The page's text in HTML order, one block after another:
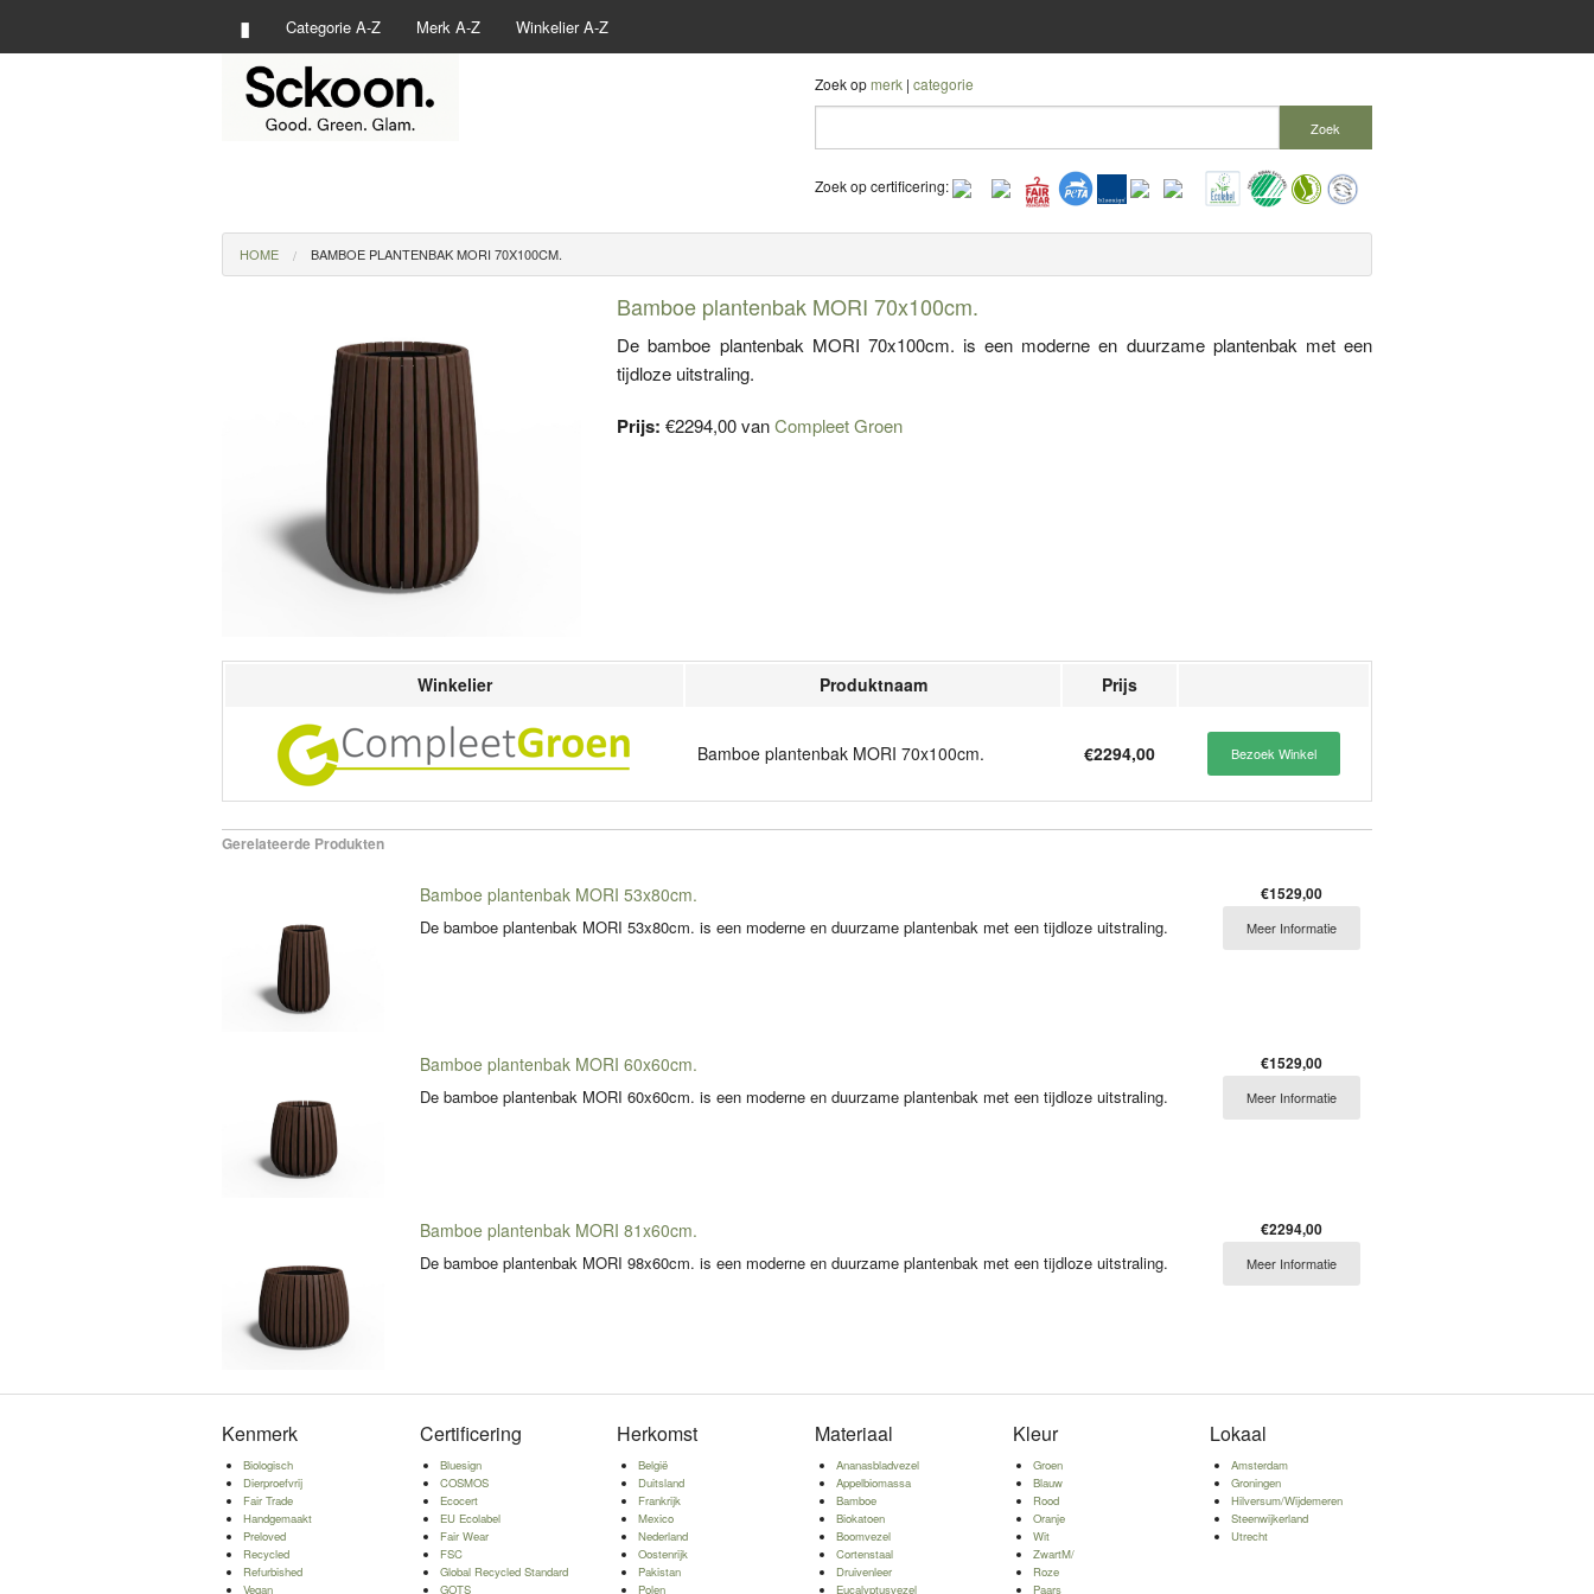
▮ Categorie A-Z Merk A-Z Winkelier A-Z
Zoek opmerk | categorie
Zoek
Zoek op certificering:
HOME BAMBOE PLANTENBAK MORI 70X100CM.
Bamboe plantenbak MORI 70x100cm.
De bamboe plantenbak MORI 70x100cm. is een moderne en duurzame plantenbak met een
tijdloze uitstraling.
Prijs: €2294,00 vanCompleet Groen
Winkelier Produktnaam Prijs
Bamboe plantenbak MORI 70x100cm. €2294,00 Bezoek Winkel
Gerelateerde Produkten
Bamboe plantenbak MORI 53x80cm.
De bamboe plantenbak MORI 53x80cm. is een moderne en duurzame plantenbak met een tijdloze uitstraling.
€1529,00
Meer Informatie
Bamboe plantenbak MORI 60x60cm.
De bamboe plantenbak MORI 60x60cm. is een moderne en duurzame plantenbak met een tijdloze uitstraling.
€1529,00
Meer Informatie
Bamboe plantenbak MORI 81x60cm.
De bamboe plantenbak MORI 98x60cm. is een moderne en duurzame plantenbak met een tijdloze uitstraling.
€2294,00
Meer Informatie
Kenmerk
Biologisch
Dierproefvrij
Fair Trade
Handgemaakt
Preloved
Recycled
Refurbished
Vegan
Certificering
Bluesign
COSMOS
Ecocert
EU Ecolabel
Fair Wear
FSC
Global Recycled Standard
GOTS
Herkomst
België
Duitsland
Frankrijk
Mexico
Nederland
Oostenrijk
Pakistan
Polen
Materiaal
Ananasbladvezel
Appelbiomassa
Bamboe
Biokatoen
Boomvezel
Cortenstaal
Druivenleer
Eucalyptusvezel
Kleur
Groen
Blauw
Rood
Oranje
Wit
ZwartM/
Roze
Paars
Lokaal
Amsterdam
Groningen
Hilversum/Wijdemeren
Steenwijkerland
Utrecht